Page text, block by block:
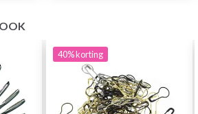
40%korting